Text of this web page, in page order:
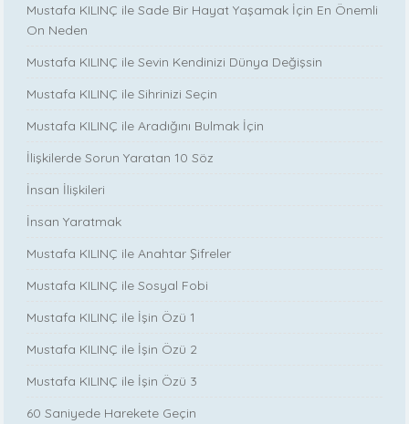
Mustafa KILINÇ ile Sade Bir Hayat Yaşamak İçin En Önemli
On Neden
Mustafa KILINÇ ile Sevin Kendinizi Dünya Değişsin
Mustafa KILINÇ ile Sihrinizi Seçin
Mustafa KILINÇ ile Aradığını Bulmak İçin
İlişkilerde Sorun Yaratan 10 Söz
İnsan İlişkileri
İnsan Yaratmak
Mustafa KILINÇ ile Anahtar Şifreler
Mustafa KILINÇ ile Sosyal Fobi
Mustafa KILINÇ ile İşin Özü 1
Mustafa KILINÇ ile İşin Özü 2
Mustafa KILINÇ ile İşin Özü 3
60 Saniyede Harekete Geçin